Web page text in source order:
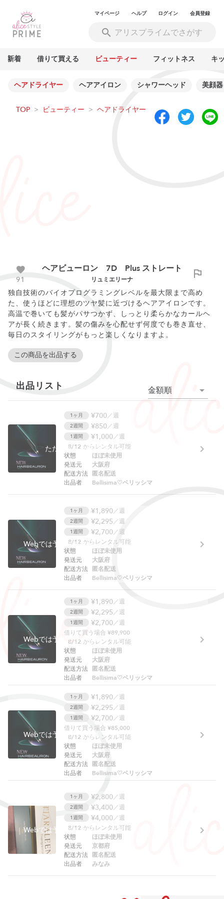
マイページ ヘルプ ログイン 会員登録
新着 借りて買える ビューティー フィットネス キ
ヘアドライヤー ヘアアイロン シャワーヘッド 美顔器
TOP > ビューティー > ヘアドライヤー
91
ヘアビューロン 7D Plus ストレート
リュミエリーナ
独自技術のバイオプログラミングレベルを最大限まで高め
た、使うほどに理想のツヤ髪に近づけるヘアアイロンです。
高温で巻いても髪がパサつかず、しっとり柔らかなカールヘ
アが長く続きます。髪の傷みを心配せず何度でも巻き直せ、
毎日のスタイリングがもっと楽しくなりますよ。
この商品を出品する
出品リスト 金額順
ただいまこの商品はレンタルできません
1ヶ月 ¥700／週
2週間 ¥850／週
1週間 ¥1,000／週
8/12 からレンタル可能
状態
発送元
配送方法
出品者
ほぼ未使用
大阪府
匿名配送
Bellisima♡ベリッシマ
Webでは予約できません。アプリをご利用ください。
1ヶ月 ¥1,890／週
2週間 ¥2,295／週
1週間 ¥2,700／週
8/12 からレンタル可能
状態
発送元
配送方法
出品者
ほぼ未使用
大阪府
匿名配送
Bellisima♡ベリッシマ
Webでは予約できません。アプリをご利用ください。
1ヶ月 ¥1,890／週
2週間 ¥2,295／週
1週間 ¥2,700／週
借りて買う場合 ¥89,900
8/12 からレンタル可能
状態
発送元
配送方法
出品者
ほぼ未使用
大阪府
匿名配送
Bellisima♡ベリッシマ
Webでは予約できません。アプリをご利用ください。
1ヶ月 ¥1,890／週
2週間 ¥2,295／週
1週間 ¥2,700／週
借りて買う場合 ¥85,000
8/12 からレンタル可能
状態
発送元
配送方法
出品者
ほぼ未使用
大阪府
匿名配送
Bellisima♡ベリッシマ
Webでは予約できません。アプリをご利用ください。
1ヶ月 ¥2,800／週
2週間 ¥3,400／週
1週間 ¥4,000／週
8/12 からレンタル可能
状態
発送元
配送方法
出品者
ほぼ未使用
京都府
匿名配送
みなみ